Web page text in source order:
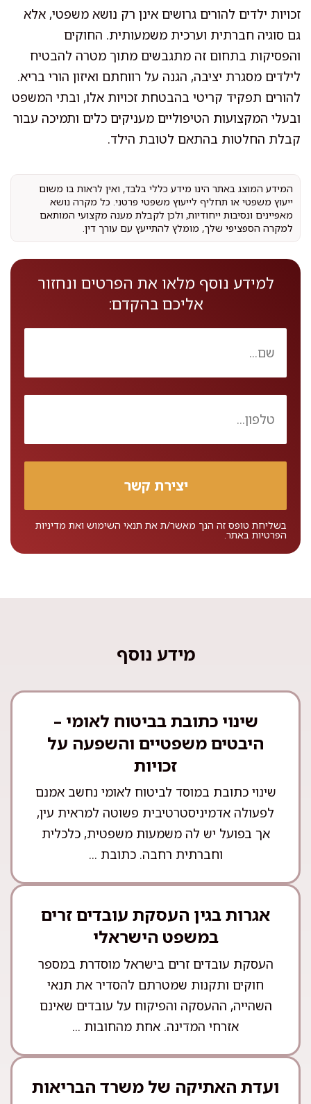
זכויות ילדים להורים גרושים אינן רק נושא משפטי, אלא
גם סוגיה חברתית וערכית משמעותית. החוקים
והפסיקות בתחום זה מתגבשים מתוך מטרה להבטיח
לילדים מסגרת יציבה, הגנה על רווחתם ואיזון הורי בריא.
להורים תפקיד קריטי בהבטחת זכויות אלו, ובתי המשפט
ובעלי המקצועות הטיפוליים מעניקים כלים ותמיכה עבור
קבלת החלטות בהתאם לטובת הילד.
המידע המוצג באתר הינו מידע כללי בלבד, ואין לראות בו משום
ייעוץ משפטי או תחליף לייעוץ משפטי פרטני. כל מקרה נושא
מאפיינים ונסיבות ייחודיות, ולכן לקבלת מענה מקצועי המותאם
למקרה הספציפי שלך, מומלץ להתייעץ עם עורך דין.
למידע נוסף מלאו את הפרטים ונחזור
אליכם בהקדם:
בשליחת טופס זה הנך מאשר/ת את תנאי השימוש ואת מדיניות
הפרטיות באתר.
מידע נוסף
שינוי כתובת בביטוח לאומי –
היבטים משפטיים והשפעה על
זכויות
שינוי כתובת במוסד לביטוח לאומי נחשב אמנם
לפעולה אדמיניסטרטיבית פשוטה למראית עין,
אך בפועל יש לה משמעות משפטית, כלכלית
וחברתית רחבה. כתובת ...
אגרות בגין העסקת עובדים זרים
במשפט הישראלי
העסקת עובדים זרים בישראל מוסדרת במספר
חוקים ותקנות שמטרתם להסדיר את תנאי
השהייה, ההעסקה והפיקוח על עובדים שאינם
אזרחי המדינה. אחת מהחובות ...
ועדת האתיקה של משרד הבריאות